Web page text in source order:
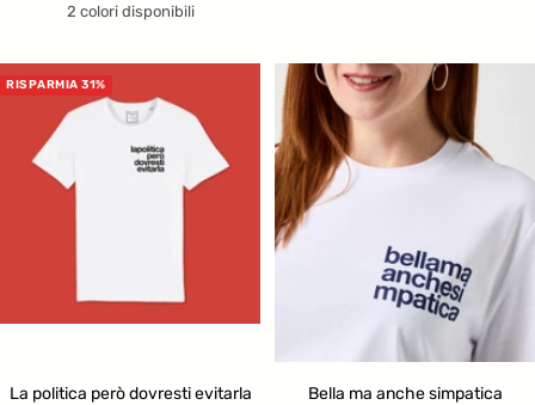
di
2 colori disponibili
RISPARMIA 31%
La politica però dovresti evitarla
Bella ma anche simpatica